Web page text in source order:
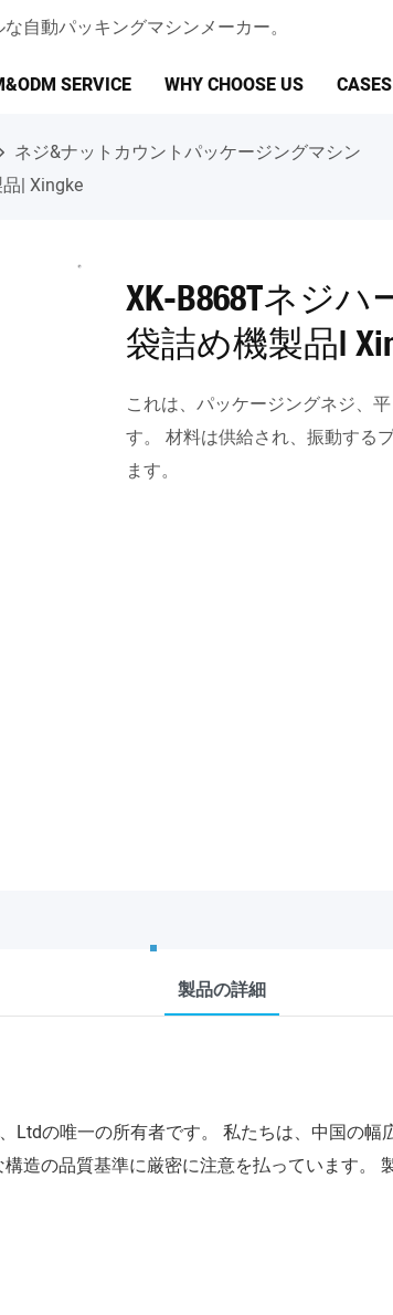
自動パッキングマシンメーカー。
SERVICE WHY CHOOSE US CASES
ネジ&ナットカウントパッケージングマシン
| Xingke
XK-B868Tネジ
袋詰め機製品|
これは、パッケージングネジ、
す。 材料は供給され、振動する
ます。
製品の詳細
の唯一の所有者です。 私たちは、中国の
造の品質基準に厳密に注意を払っています。